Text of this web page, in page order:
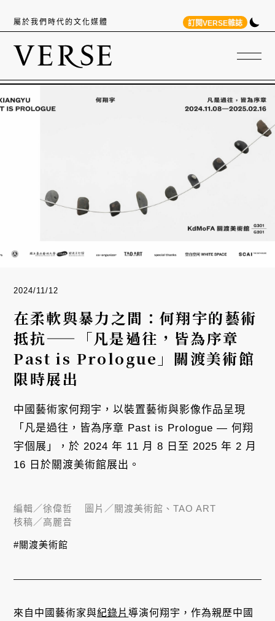
屬於我們時代的文化媒體 訂閱VERSE雜誌
2024/11/12
在柔軟與暴力之間：何翔宇的藝術
抵抗——「凡是過往，皆為序章
Past is Prologue」關渡美術館
限時展出
中國藝術家何翔宇，以裝置藝術與影像作品呈現
「凡是過往，皆為序章 Past is Prologue — 何翔
宇個展」，於 2024 年 11 月 8 日至 2025 年 2 月
16 日於關渡美術館展出。
來自中國藝術家與紀錄片導演何翔宇，作為親歷中國
編輯／徐偉哲 圖片／ 關渡美術館、TAO ART
核稿／高麗音
#關渡美術館